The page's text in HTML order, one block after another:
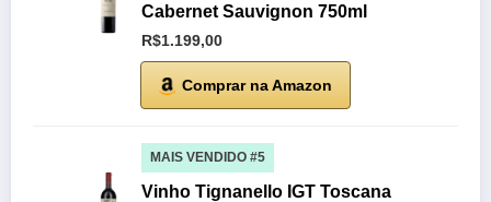
Cabernet Sauvignon 750ml
R$1.199,00
Comprar na Amazon
MAIS VENDIDO #5
Vinho Tignanello IGT Toscana